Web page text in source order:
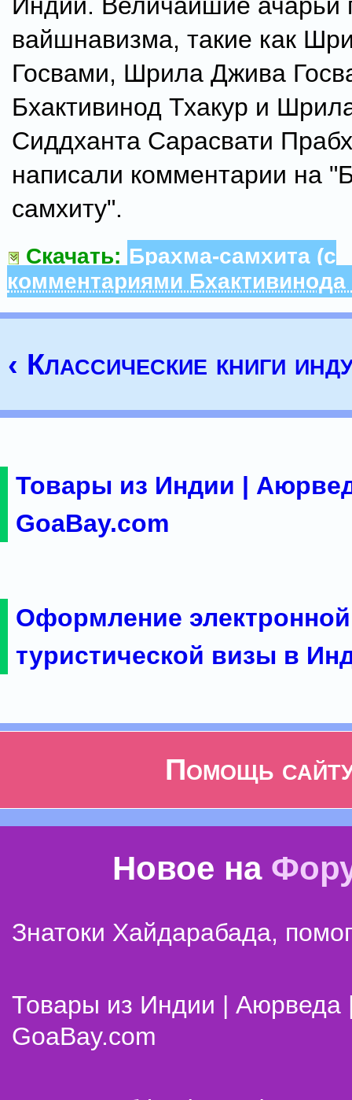
вайшнавизма, такие как
Госвами, Шрила Джива
Бхактивинод Тхакур и
Сиддханта Сарасвати
написали комментарии на
самхиту".
Скачать: Брахма-самхита (с
комментариями Бхактивинода
‹ Классические книги
Товары из Индии |
GoaBay.com
Оформление электронной
туристической визы в
Помощь
Новое на
Знатоки Хайдарабада,
Товары из Индии | Аюрведа
GoaBay.com